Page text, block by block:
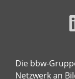
Die bbw-
Netzwerk an